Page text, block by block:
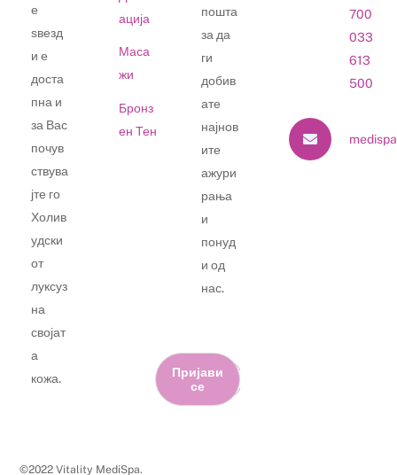
е
ѕвезд
и е
доста
пна и
за Вас
почув
ствува
јте го
Холив
удски
от
луксуз
на
својат
а
кожа.
ација
Маса
жи
Бронз
ен Тен
пошта
за да
ги
добив
ате
најнов
ите
ажури
рања
и
понуд
и од
нас.
Пријави
се
700
033
613
500
©2022 Vitality MediSpa.